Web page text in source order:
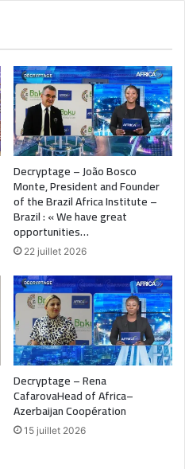
Decryptage – João Bosco
Monte, President and Founder
of the Brazil Africa Institute –
Brazil : « We have great
opportunities…
22 juillet 2026
Decryptage – Rena
CafarovaHead of Africa–
Azerbaijan Coopération
15 juillet 2026